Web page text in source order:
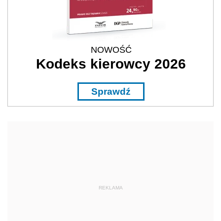
NOWOŚĆ
Kodeks kierowcy 2026
Sprawdź
REKLAMA